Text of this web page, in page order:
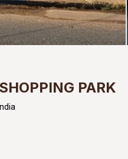
PARK